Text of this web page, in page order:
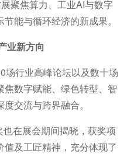
聚焦算力、工业AI与数字
能与循环经济的新成果。
业新方向
行业高峰论坛以及数十场
数字赋能、绿色转型、智
交流与跨界融合。
在展会期间揭晓，获奖项
及工匠精神，充分体现了